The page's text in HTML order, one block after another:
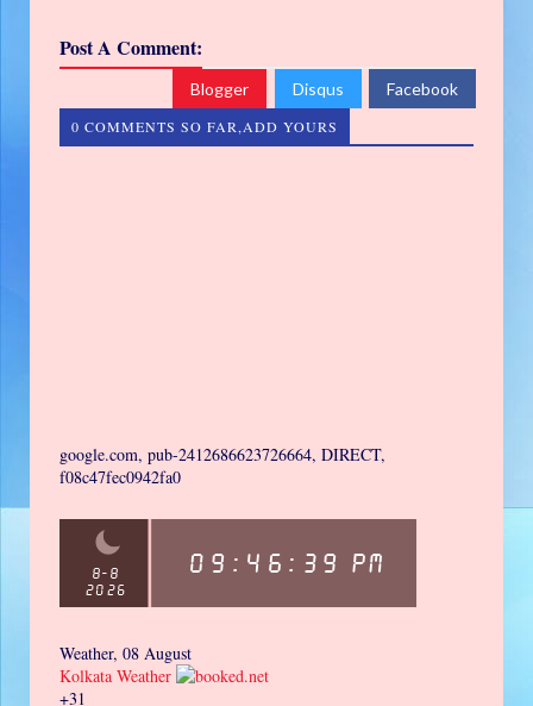
Post A Comment:
Blogger Disqus Facebook
0 COMMENTS SO FAR,ADD YOURS
google.com, pub-2412686623726664, DIRECT,
f08c47fec0942fa0
Weather, 08 August
Kolkata Weather
+31